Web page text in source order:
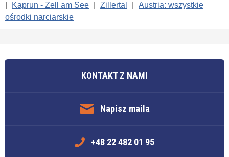
Kaprun - Zell am See Zillertal
Austria: wszystkie
ośrodki narciarskie
KONTAKT Z NAMI
Napisz maila
+48 22 482 01 95